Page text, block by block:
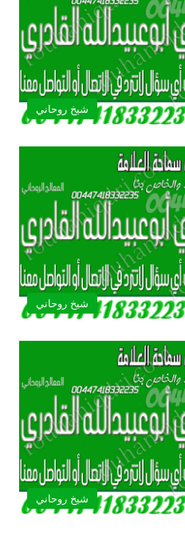
شيخ روحاني
شيخ روحاني
شيخ روحاني